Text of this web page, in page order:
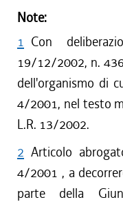
Note:
1 Con
19/12/2002, n.
dell'organismo di
4/2001, nel testo
L.R. 13/2002.
2 Articolo
4/2001 , a
parte della